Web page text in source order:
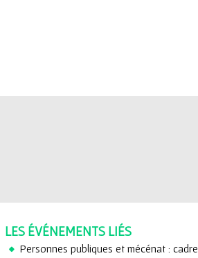
LES ÉVÉNEMENTS LIÉS
Personnes publiques et mécénat : cadre,